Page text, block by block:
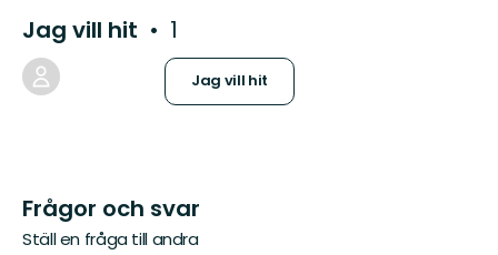
Jag vill hit 1
Jag vill hit
Frågor och svar
Ställ en fråga till andra